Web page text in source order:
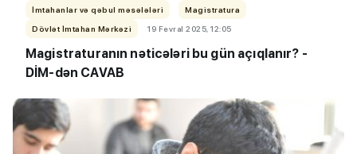
İmtahanlar və qəbul məsələləri
Magistratura
Dövlət İmtahan Mərkəzi
19 Fevral 2025, 12:05
Magistraturanın nəticələri bu gün açıqlanır? -
DİM-dən CAVAB